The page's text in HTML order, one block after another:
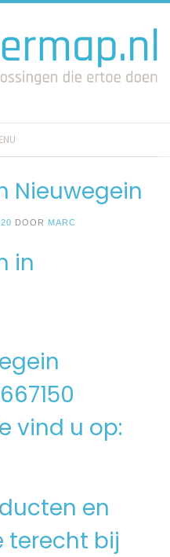
Nieuwegein
DOOR MARC
in
vind u op:
en
terecht bij